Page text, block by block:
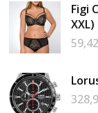
Figi
XXL)
59,42